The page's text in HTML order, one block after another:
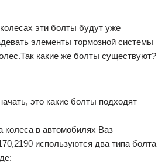
эти болты будут уже
элементы тормозной системы
какие же болты существуют?
это какие болты подходят
колеса в автомобилях Ваз
используются два типа болта